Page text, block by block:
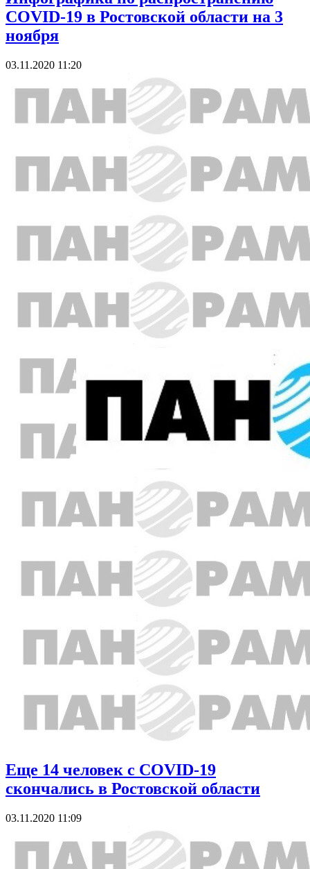
COVID-19 в Ростовской области на 3
ноября
03.11.2020 11:20
Еще 14 человек с COVID-19
скончались в Ростовской области
03.11.2020 11:09